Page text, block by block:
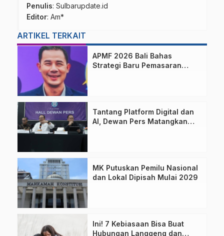
Penulis: Sulbarupdate.id
Editor: Am*
ARTIKEL TERKAIT
APMF 2026 Bali Bahas
Strategi Baru Pemasaran
Tantang Platform Digital dan
AI, Dewan Pers Matangkan
MK Putuskan Pemilu Nasional
dan Lokal Dipisah Mulai 2029
Ini! 7 Kebiasaan Bisa Buat
Hubungan Langgeng dan